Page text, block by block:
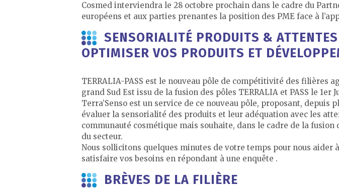
Cosmed interviendra le 28 octobre prochain dans le cadre du
européens et aux parties prenantes la position des PME face à
SENSORIALITÉ PRODUITS &
OPTIMISER VOS PRODUITS ET
TERRALIA-PASS est le nouveau pôle de compétitivité des
grand Sud Est issu de la fusion des pôles TERRALIA et PASS le 1er
Terra’Senso est un service de ce nouveau pôle, proposant,
évaluer la sensorialité des produits et leur adéquation avec les
communauté cosmétique mais souhaite, dans le cadre de la
du secteur.
Nous sollicitons quelques minutes de votre temps pour nous
satisfaire vos besoins en répondant à une enquête .
BRÈVES DE LA FILIÈRE